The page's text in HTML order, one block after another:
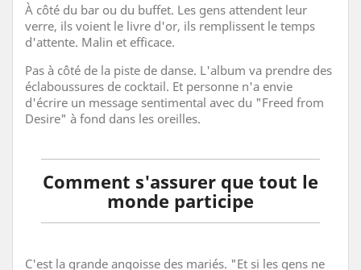
À côté du bar ou du buffet. Les gens attendent leur
verre, ils voient le livre d'or, ils remplissent le temps
d'attente. Malin et efficace.
Pas à côté de la piste de danse. L'album va prendre des
éclaboussures de cocktail. Et personne n'a envie
d'écrire un message sentimental avec du "Freed from
Desire" à fond dans les oreilles.
Comment s'assurer que tout le
monde participe
C'est la grande angoisse des mariés. "Et si les gens ne